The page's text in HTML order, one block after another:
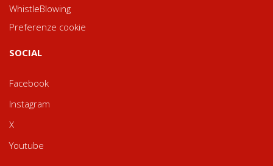
WhistleBlowing
Preferenze cookie
SOCIAL
Facebook
Instagram
X
Youtube